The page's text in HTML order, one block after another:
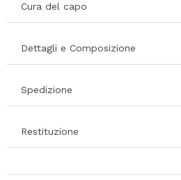
Cura del capo
Dettagli e Composizione
Spedizione
Restituzione